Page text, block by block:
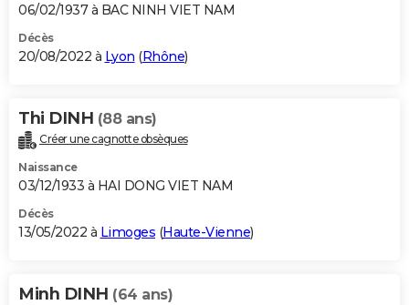
06/02/1937 à BAC NINH VIET NAM
Décès
20/08/2022 à Lyon (Rhône)
Thi DINH (88 ans)
Créer une cagnotte obsèques
Naissance
03/12/1933 à HAI DONG VIET NAM
Décès
13/05/2022 à Limoges (Haute-Vienne)
Minh DINH (64 ans)